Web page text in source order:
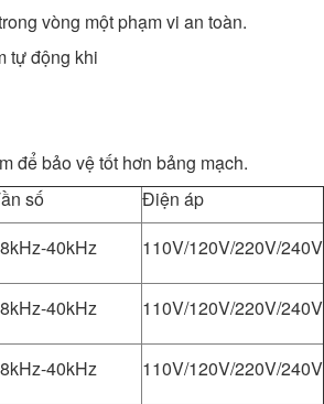
vòng một phạm vi an toàn.
tự động khi
để bảo vệ tốt hơn bảng mạch.
số
Điện áp
40kHz
110V/120V/220V/240V
40kHz
110V/120V/220V/240V
40kHz
110V/120V/220V/240V